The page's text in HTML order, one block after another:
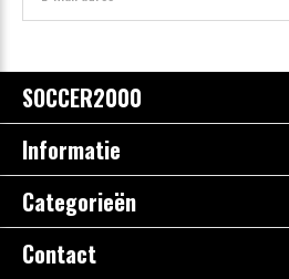
SOCCER2000
Informatie
Categorieën
Contact